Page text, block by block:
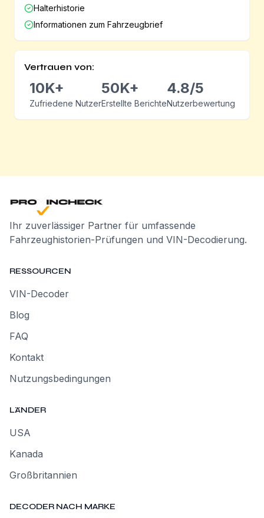
Halterhistorie
Informationen zum Fahrzeugbrief
Vertrauen von:
10K+
Zufriedene Nutzer
50K+
Erstellte Berichte
4.8/5
Nutzerbewertung
Ihr zuverlässiger Partner für umfassende
Fahrzeughistorien-Prüfungen und VIN-Decodierung.
RESSOURCEN
VIN-Decoder
Blog
FAQ
Kontakt
Nutzungsbedingungen
LÄNDER
USA
Kanada
Großbritannien
DECODER NACH MARKE